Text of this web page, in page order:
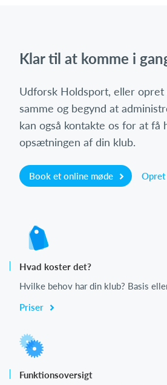
Klar til at komme i
Udforsk Holdsport, eller
samme og begynd at
kan også kontakte os for at få
opsætningen af din klub.
Book et online møde
Hvad koster det?
Hvilke behov har din klub? Basis
Priser
Funktionsoversigt